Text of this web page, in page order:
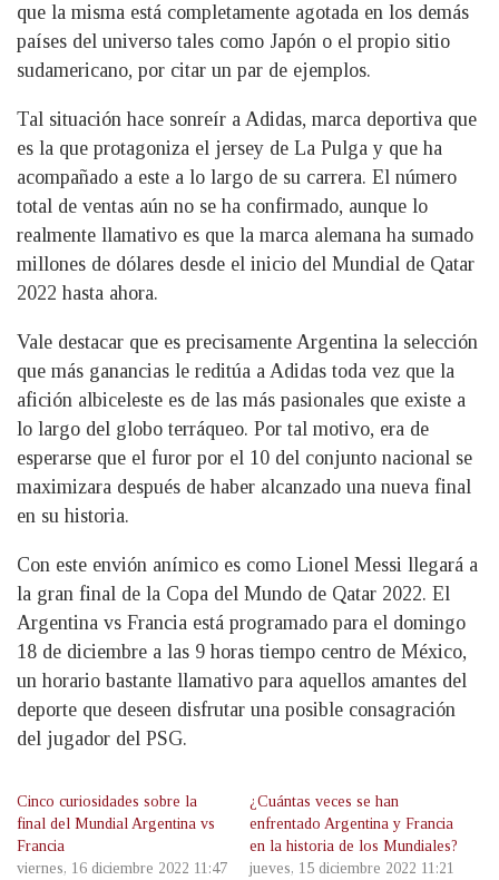
que la misma está completamente agotada en los demás
países del universo tales como Japón o el propio sitio
sudamericano, por citar un par de ejemplos.
Tal situación hace sonreír a Adidas, marca deportiva que
es la que protagoniza el jersey de La Pulga y que ha
acompañado a este a lo largo de su carrera. El número
total de ventas aún no se ha confirmado, aunque lo
realmente llamativo es que la marca alemana ha sumado
millones de dólares desde el inicio del Mundial de Qatar
2022 hasta ahora.
Vale destacar que es precisamente Argentina la selección
que más ganancias le reditúa a Adidas toda vez que la
afición albiceleste es de las más pasionales que existe a
lo largo del globo terráqueo. Por tal motivo, era de
esperarse que el furor por el 10 del conjunto nacional se
maximizara después de haber alcanzado una nueva final
en su historia.
Con este envión anímico es como Lionel Messi llegará a
la gran final de la Copa del Mundo de Qatar 2022. El
Argentina vs Francia está programado para el domingo
18 de diciembre a las 9 horas tiempo centro de México,
un horario bastante llamativo para aquellos amantes del
deporte que deseen disfrutar una posible consagración
del jugador del PSG.
Cinco curiosidades sobre la
final del Mundial Argentina vs
Francia
viernes, 16 diciembre 2022 11:47
¿Cuántas veces se han
enfrentado Argentina y Francia
en la historia de los Mundiales?
jueves, 15 diciembre 2022 11:21